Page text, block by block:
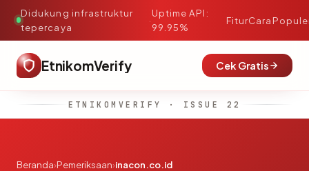
Didukung infrastruktur
tepercaya
·
Uptime API:
99.95%
FiturCara
EtnikomVerify Cek Gratis
ETNIKOMVERIFY · ISSUE 22
Beranda›Pemeriksaan›inacon.co.id